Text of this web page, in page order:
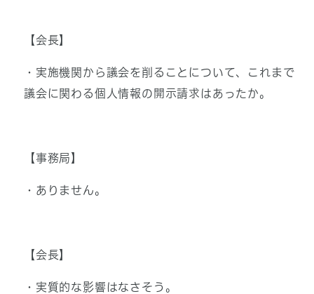
【会長】
・実施機関から議会を削ることについて、これまで
議会に関わる個人情報の開示請求はあったか。
【事務局】
・ありません。
【会長】
・実質的な影響はなさそう。